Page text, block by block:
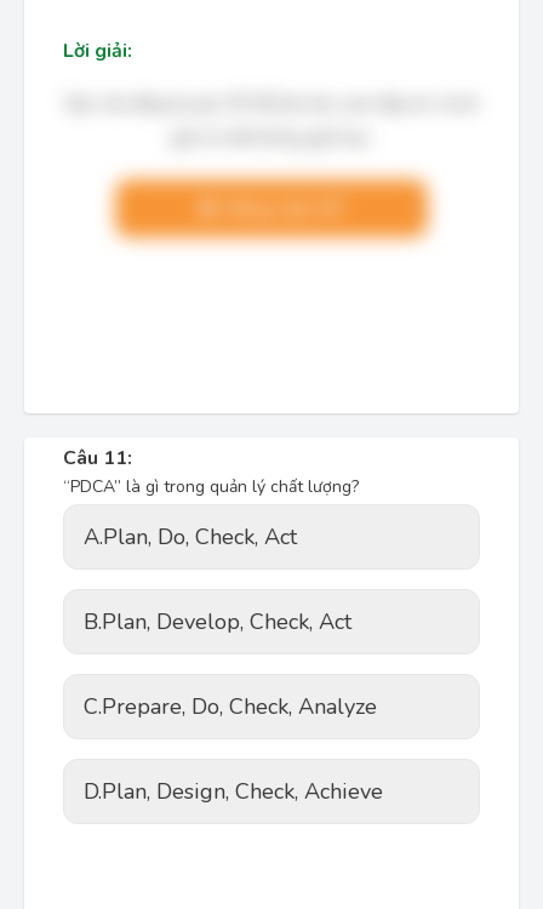
Lời giải:
Câu 11:
“PDCA” là gì trong quản lý chất lượng?
A.Plan, Do, Check, Act
B.Plan, Develop, Check, Act
C.Prepare, Do, Check, Analyze
D.Plan, Design, Check, Achieve